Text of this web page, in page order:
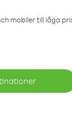
mobiler till låga